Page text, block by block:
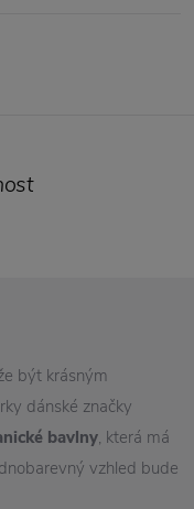
být krásným
dánské značky
bavlny, která má
vzhled bude